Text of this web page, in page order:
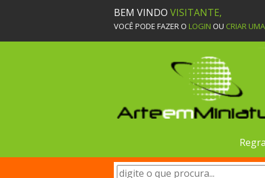
BEM VINDO VISITANTE,
VOCÊ PODE FAZER O LOGIN OU CRIAR